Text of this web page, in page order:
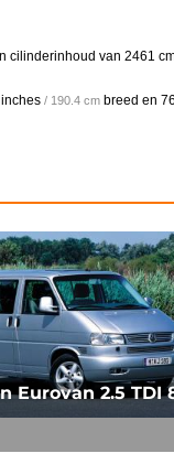
cilinderinhoud van 2461
/ 190.4 cm breed en
Eurovan 2.5 TDI